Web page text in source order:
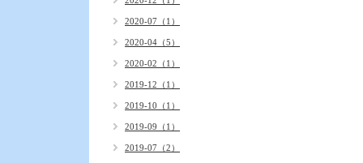
2020-07（1）
2020-04（5）
2020-02（1）
2019-12（1）
2019-10（1）
2019-09（1）
2019-07（2）